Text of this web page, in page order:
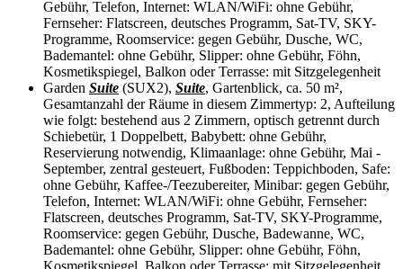
Gebühr, Telefon, Internet: WLAN/WiFi: ohne Gebühr,
Fernseher: Flatscreen, deutsches Programm, Sat-TV, SKY-
Programme, Roomservice: gegen Gebühr, Dusche, WC,
Bademantel: ohne Gebühr, Slipper: ohne Gebühr, Föhn,
Kosmetikspiegel, Balkon oder Terrasse: mit Sitzgelegenheit
Garden Suite (SUX2), Suite, Gartenblick, ca. 50 m²,
Gesamtanzahl der Räume in diesem Zimmertyp: 2, Aufteilung
wie folgt: bestehend aus 2 Zimmern, optisch getrennt durch
Schiebetür, 1 Doppelbett, Babybett: ohne Gebühr,
Reservierung notwendig, Klimaanlage: ohne Gebühr, Mai -
September, zentral gesteuert, Fußboden: Teppichboden, Safe:
ohne Gebühr, Kaffee-/Teezubereiter, Minibar: gegen Gebühr,
Telefon, Internet: WLAN/WiFi: ohne Gebühr, Fernseher:
Flatscreen, deutsches Programm, Sat-TV, SKY-Programme,
Roomservice: gegen Gebühr, Dusche, Badewanne, WC,
Bademantel: ohne Gebühr, Slipper: ohne Gebühr, Föhn,